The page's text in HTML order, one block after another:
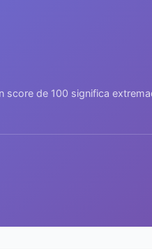
de 100 significa